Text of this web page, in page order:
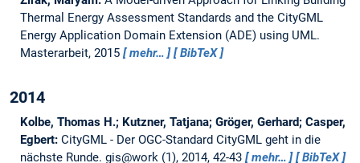
Thermal Energy Assessment Standards and the CityGML
Energy Application Domain Extension (ADE) using UML.
Masterarbeit, 2015 mehr… BibTeX
2014
Kolbe, Thomas H.; Kutzner, Tatjana; Gröger, Gerhard; Casper,
Egbert: CityGML - Der OGC-Standard CityGML geht in die
nächste Runde. gis@work (1), 2014, 42-43 mehr… BibTeX